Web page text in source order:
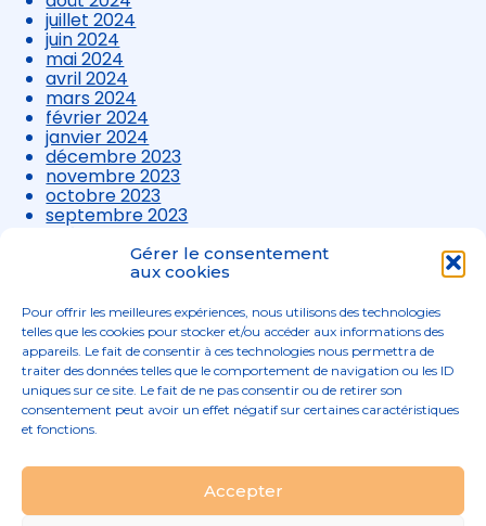
Gérer le consentement
aux cookies
Pour offrir les meilleures expériences, nous utilisons des technologies
telles que les cookies pour stocker et/ou accéder aux informations des
appareils. Le fait de consentir à ces technologies nous permettra de
traiter des données telles que le comportement de navigation ou les ID
uniques sur ce site. Le fait de ne pas consentir ou de retirer son
consentement peut avoir un effet négatif sur certaines caractéristiques
et fonctions.
Accepter
juillet 2024
juin 2024
mai 2024
avril 2024
mars 2024
février 2024
janvier 2024
décembre 2023
novembre 2023
octobre 2023
septembre 2023
août 2023
juillet 2023
avril 2023
mars 2023
Principale
02 96 52 68 68